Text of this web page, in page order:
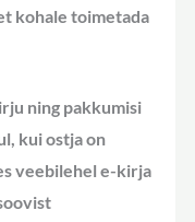
kohale toimetada
ning pakkumisi
kui ostja on
veebilehel e-kirja